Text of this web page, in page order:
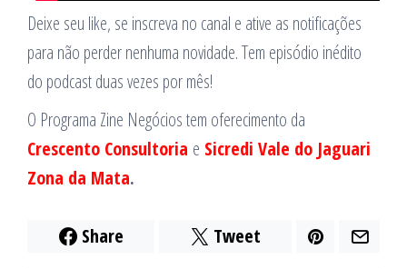
Deixe seu like, se inscreva no canal e ative as notificações
para não perder nenhuma novidade. Tem episódio inédito
do podcast duas vezes por mês!
O Programa Zine Negócios tem oferecimento da
Crescento Consultoria e Sicredi Vale do Jaguari
Zona da Mata.
Share Tweet